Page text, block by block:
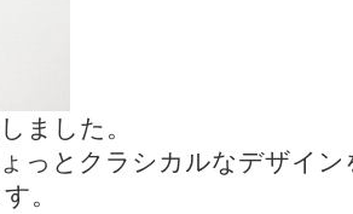
ました。
っとクラシカルなデザイ
。